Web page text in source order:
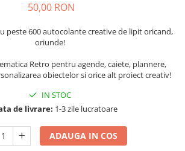
50,00 RON
peste 600 autocolante creative de lipit oricand,
oriunde!
Retro pentru agende, caiete, plannere,
obiectelor si orice alt proiect creativ!
IN STOC
de livrare: 1-3 zile lucratoare
ADAUGA IN COS